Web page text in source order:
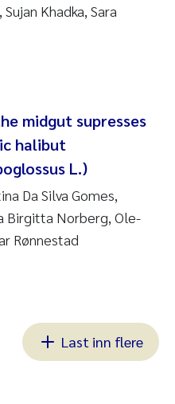
Khadka, Sara
midgut supresses
halibut
L.)
Da Silva Gomes,
Birgitta Norberg, Ole-
Rønnestad
Last inn flere